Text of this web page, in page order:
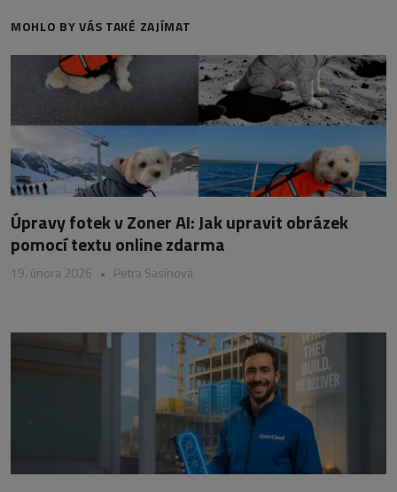
MOHLO BY VÁS TAKÉ ZAJÍMAT
Úpravy fotek v Zoner AI: Jak upravit obrázek
pomocí textu online zdarma
19. února 2026 • Petra Sasínová